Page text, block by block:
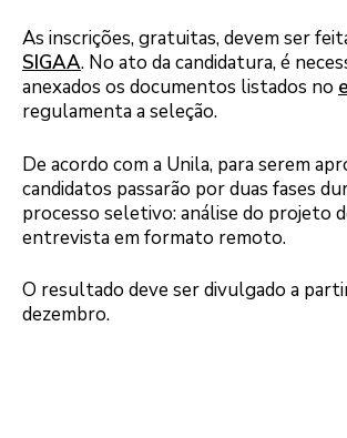
As inscrições, gratuitas, devem ser
SIGAA. No ato da candidatura, é
anexados os documentos listados no
regulamenta a seleção.
De acordo com a Unila, para serem
candidatos passarão por duas fases
processo seletivo: análise do projeto
entrevista em formato remoto.
O resultado deve ser divulgado a
dezembro.